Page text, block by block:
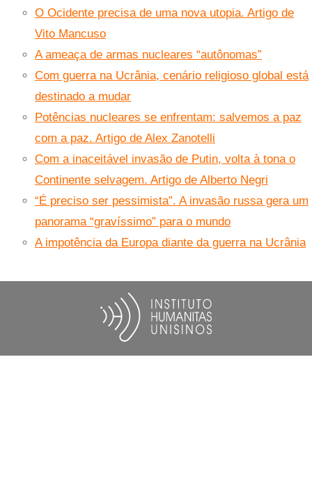
O Ocidente precisa de uma nova utopia. Artigo de
Vito Mancuso
A ameaça de armas nucleares “autônomas”
Com guerra na Ucrânia, cenário religioso global está
destinado a mudar
Potências nucleares se enfrentam: salvemos a paz
com a paz. Artigo de Alex Zanotelli
Com a inaceitável invasão de Putin, volta à tona o
Continente selvagem. Artigo de Alberto Negri
“É preciso ser pessimista”. A invasão russa gera um
panorama “gravíssimo” para o mundo
A impotência da Europa diante da guerra na Ucrânia